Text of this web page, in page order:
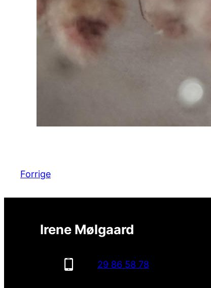
Forrige
Irene Mølgaard
29 86 58 78